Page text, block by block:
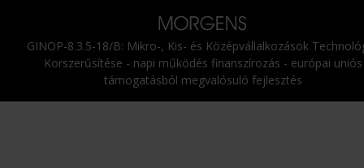
GINOP-8.3.5-18/B: Mikro-, Kis- és Középvállalkozások
Korszerűsítése - napi működés finanszírozás - európai uniós
támogatásból megvalósuló fejlesztés